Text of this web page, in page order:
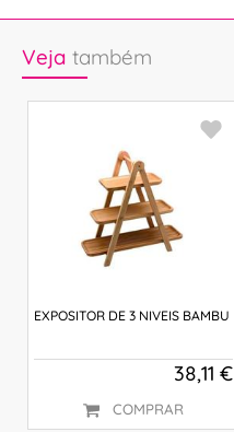
Veja também
EXPOSITOR DE 3 NIVEIS BAMBU
38,11 €
COMPRAR